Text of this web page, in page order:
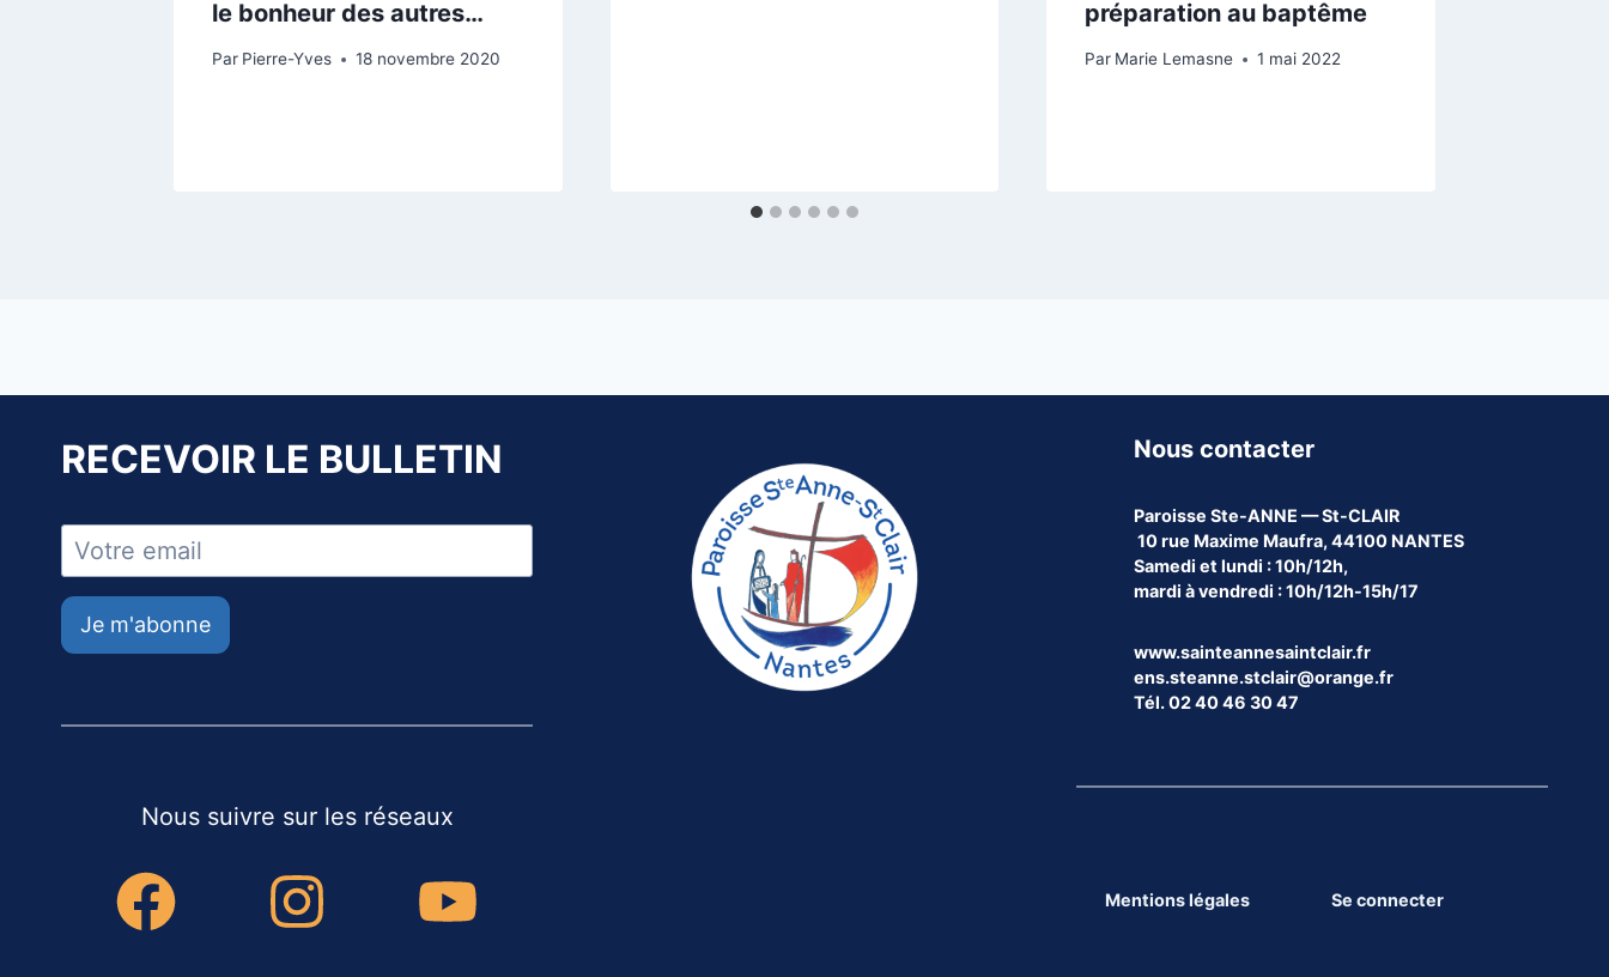
le bonheur des autres…
Par Pierre-Yves 18 novembre 2020
préparation au baptême
Par Marie Lemasne 1 mai 2022
RECEVOIR LE BULLETIN
Je m'abonne
Nous suivre sur les réseaux
Nous contacter
Paroisse Ste-ANNE — St-CLAIR
10 rue Maxime Maufra, 44100 NANTES
Samedi et lundi : 10h/12h,
mardi à vendredi : 10h/12h-15h/17
www.sainteannesaintclair.fr
ens.steanne.stclair@orange.fr
Tél. 02 40 46 30 47
Mentions légales Se connecter